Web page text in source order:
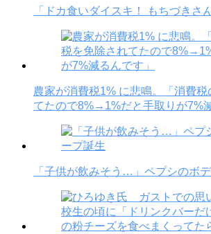
「ドカ食いダイスキ！ もちづきさ
農家が消費税1% に悲鳴。「消費
てたので8%→1%だと手取りが7%
「子供が飲みそう…」ペプシのボ